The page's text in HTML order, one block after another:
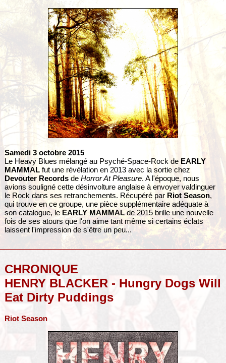
Samedi 3 octobre 2015
Le Heavy Blues mélangé au Psyché-Space-Rock de EARLY
MAMMALfut une révélation en 2013 avec la sortie chez
Devouter Recordsde Horror At Pleasure. A l'époque, nous
avions souligné cette désinvolture anglaise à envoyer valdinguer
le Rock dans ses retranchements. Récupéré par Riot Season,
qui trouve en ce groupe, une pièce supplémentaire adéquate à
son catalogue, le EARLY MAMMALde 2015 brille une nouvelle
fois de ses atours que l'on aime tant même si certains éclats
laissent l'impression de s'être un peu...
CHRONIQUE
HENRY BLACKER - Hungry Dogs Will
Eat Dirty Puddings
Riot Season